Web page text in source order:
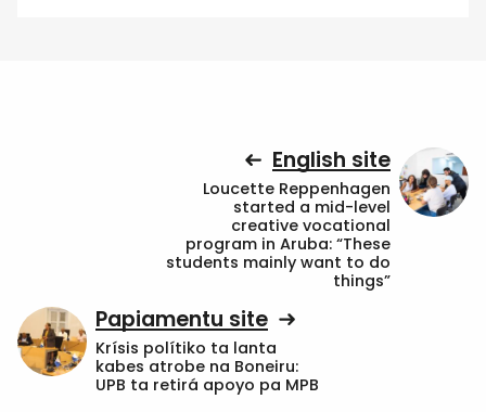
English site
Loucette Reppenhagen
started a mid-level
creative vocational
program in Aruba: “These
students mainly want to do
things”
Papiamentu site
Krísis polítiko ta lanta
kabes atrobe na Boneiru:
UPB ta retirá apoyo pa MPB